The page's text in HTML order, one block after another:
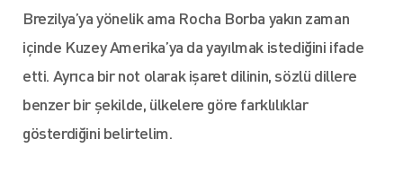
Brezilya’ya yönelik ama Rocha Borba yakın zaman
içinde Kuzey Amerika’ya da yayılmak istediğini ifade
etti. Ayrıca bir not olarak işaret dilinin, sözlü dillere
benzer bir şekilde, ülkelere göre farklılıklar
gösterdiğini belirtelim.